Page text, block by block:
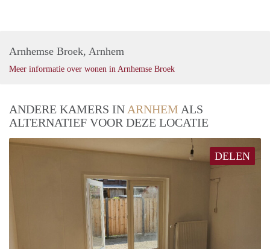
Arnhemse Broek, Arnhem
Meer informatie over wonen in Arnhemse Broek
ANDERE KAMERS IN ARNHEM ALS
ALTERNATIEF VOOR DEZE LOCATIE
DELEN